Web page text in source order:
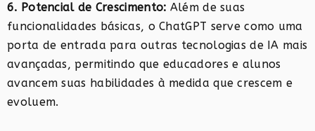
6. Potencial de Crescimento: Além de suas
funcionalidades básicas, o ChatGPT serve como uma
porta de entrada para outras tecnologias de IA mais
avançadas, permitindo que educadores e alunos
avancem suas habilidades à medida que crescem e
evoluem.